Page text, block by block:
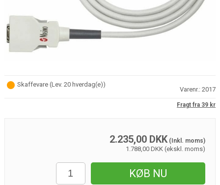
Skaffevare (Lev. 20 hverdag(e))
Varenr.:2017
Fragt fra 39 kr
2.235,00 DKK(Inkl. moms)
1.788,00 DKK (ekskl. moms)
KØB NU